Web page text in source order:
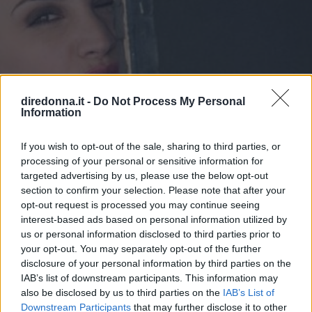
diredonna.it - Do Not Process My Personal
Information
If you wish to opt-out of the sale, sharing to third parties, or
processing of your personal or sensitive information for
targeted advertising by us, please use the below opt-out
section to confirm your selection. Please note that after your
opt-out request is processed you may continue seeing
interest-based ads based on personal information utilized by
us or personal information disclosed to third parties prior to
your opt-out. You may separately opt-out of the further
disclosure of your personal information by third parties on the
IAB’s list of downstream participants. This information may
also be disclosed by us to third parties on the IAB’s List of
Downstream Participants that may further disclose it to other
SPETTACOLO
Emanuela Fanelli, non solo la
Signorina Buonasera di "Una
pezza di Lundini"